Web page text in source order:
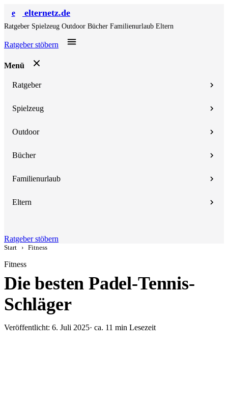
e elternetz.de
Ratgeber Spielzeug Outdoor Bücher Familienurlaub Eltern
Ratgeber stöbern
Menü
Ratgeber
Spielzeug
Outdoor
Bücher
Familienurlaub
Eltern
Ratgeber stöbern
Start › Fitness
Fitness
Die besten Padel-Tennis-
Schläger
Veröffentlicht: 6. Juli 2025· ca. 11 min Lesezeit